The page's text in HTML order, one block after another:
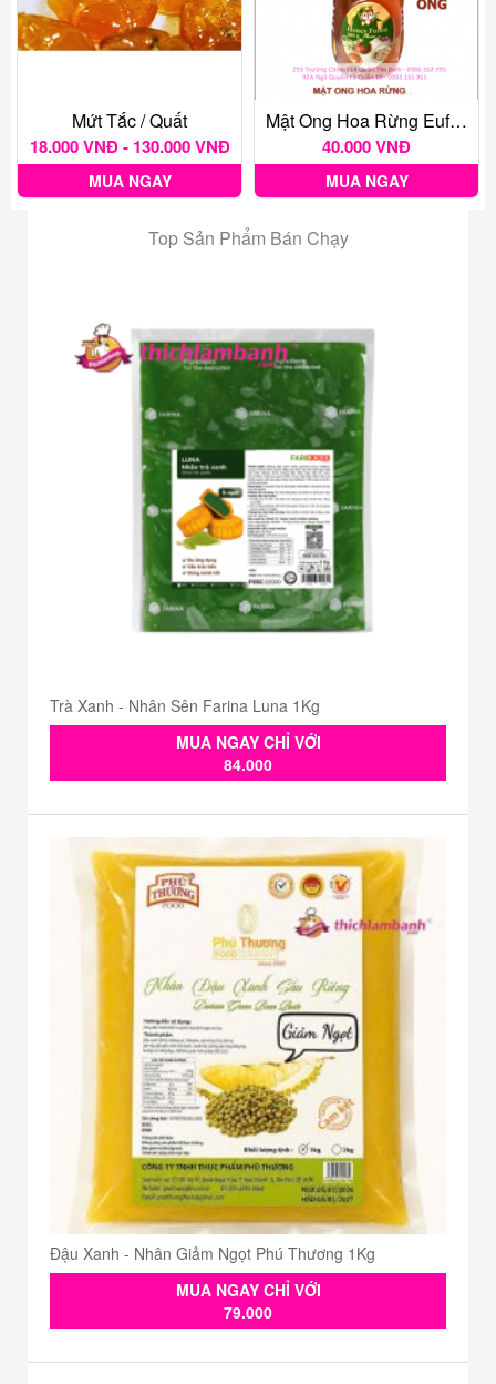
Mứt Tắc / Quất
18.000 VNĐ - 130.000 VNĐ
MUA NGAY
Mật Ong Hoa Rừng Eufood 360gr
40.000 VNĐ
MUA NGAY
Top Sản Phẩm Bán Chạy
Trà Xanh - Nhân Sên Farina Luna 1Kg
MUA NGAY CHỈ VỚI
84.000
Đậu Xanh - Nhân Giảm Ngọt Phú Thương 1Kg
MUA NGAY CHỈ VỚI
79.000